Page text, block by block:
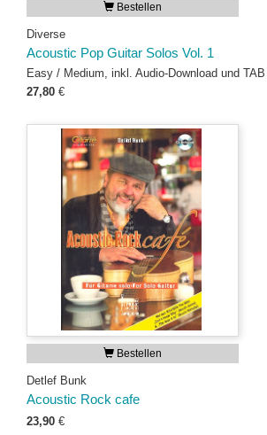
Bestellen
Diverse
Acoustic Pop Guitar Solos Vol. 1
Easy / Medium, inkl. Audio-Download und TAB
27,80 €
Bestellen
Detlef Bunk
Acoustic Rock cafe
23,90 €